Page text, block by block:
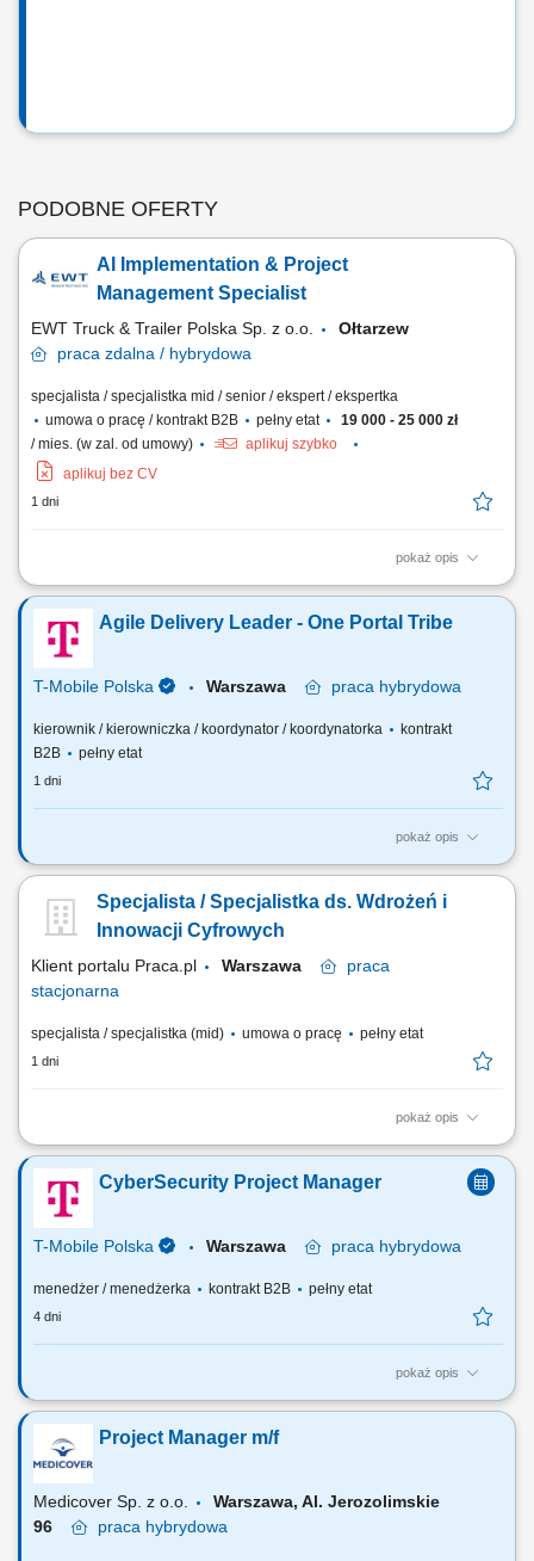
PODOBNE OFERTY
AI Implementation & Project
Management Specialist
EWT Truck & Trailer Polska Sp. z o.o.
Ołtarzew
praca zdalna / hybrydowa
specjalista / specjalistka mid / senior / ekspert / ekspertka
umowa o pracę / kontrakt B2B
pełny etat
19 000 - 25 000 zł
/ mies. (w zal. od umowy)
aplikuj szybko
aplikuj bez CV
1 dni
pokaż opis
Zakres obowiązków: Zarządzanie projektami wdrożeniowymi AI i BI:
planowanie harmonogramów, budżetów, zasobów oraz nadzór nad
realizacją. Analiza procesów biznesowych i identyfikacja use-case'ów
dla AI (automatyzacja, analiza treści, wsparcie decyzyjne). Dobór
architektury: SaaS vs...
Agile Delivery Leader - One Portal Tribe
T-Mobile Polska Warszawa praca hybrydowa
kierownik / kierowniczka / koordynator / koordynatorka
kontrakt
B2B
pełny etat
1 dni
pokaż opis
Zadania, które na Ciebie czekają: Odpowiedzialność za delivery dla
międzynarodowym. Synchronizację i priorytetyzację backlogu.
Wspieranie zespołów w stosowaniu metodologii Scrum oraz
Specjalista / Specjalistka ds. Wdrożeń i
Innowacji Cyfrowych
Klient portalu Praca.pl Warszawa
praca
stacjonarna
specjalista / specjalistka (mid) umowa o pracę pełny etat
1 dni
pokaż opis
Aktywny udział w kształtowaniu strategii wdrażania nowoczesnych
usług online. Wprowadzanie na rynek innowacyjnych rozwiązań
cyfrowych oraz zarządzanie ich cyklem życia. Wzbogacanie
standardowej oferty o funkcjonalności stanowiące wartość dodaną dla
klientów. Analiza efektywności oraz...
CyberSecurity Project Manager
T-Mobile Polska Warszawa praca hybrydowa
menedżer / menedżerka kontrakt B2B pełny etat
4 dni
pokaż opis
Zadania, które na Ciebie czekają: Prowadzenie projektów
cyberbezpieczeństwa od inicjacji do wdrożenia. Koordynacja prac
zespołów technicznych, biznesowych i dostawców. Nadzór nad
terminową i efektywną realizacją projektów. Zarządzanie ryzykiem,
budżetem i komunikacją z...
Project Manager m/f
Medicover Sp. z o.o.
Warszawa, Al. Jerozolimskie
96
praca hybrydowa